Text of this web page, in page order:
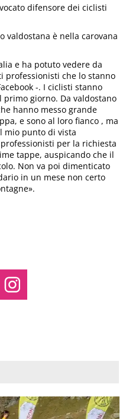
difensore dei ciclisti
valdostana è nella carovana
e ha potuto vedere da
professionisti che lo stanno
-. I ciclisti stanno
giorno. Da valdostano
hanno messo grande
e sono al loro fianco , ma
mio punto di vista
per la richiesta
tappe, auspicando che il
Non va poi dimenticato
in un mese non certo